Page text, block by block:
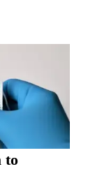
to